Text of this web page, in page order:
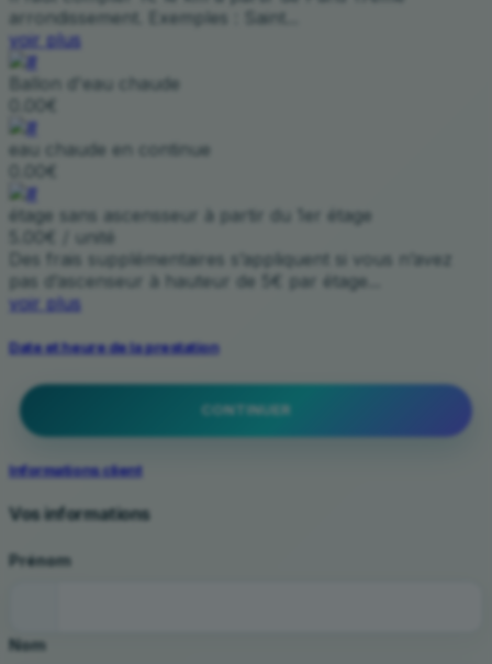
arrondissement. Exemples : Saint...
voir plus
Ballon d'eau chaude
0.00€
eau chaude en continue
0.00€
étage sans ascensseur à partir du 1er étage
5.00€ / unité
Des frais supplémentaires s’appliquent si vous n’avez
pas d’ascenseur à hauteur de 5€ par étage...
voir plus
Date et heure de la prestation
CONTINUER
Informations client
Vos informations
Prénom
Nom